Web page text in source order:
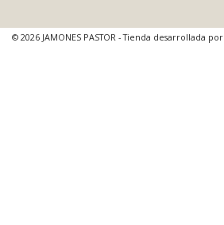
© 2026 JAMONES PASTOR - Tienda desarrollada por